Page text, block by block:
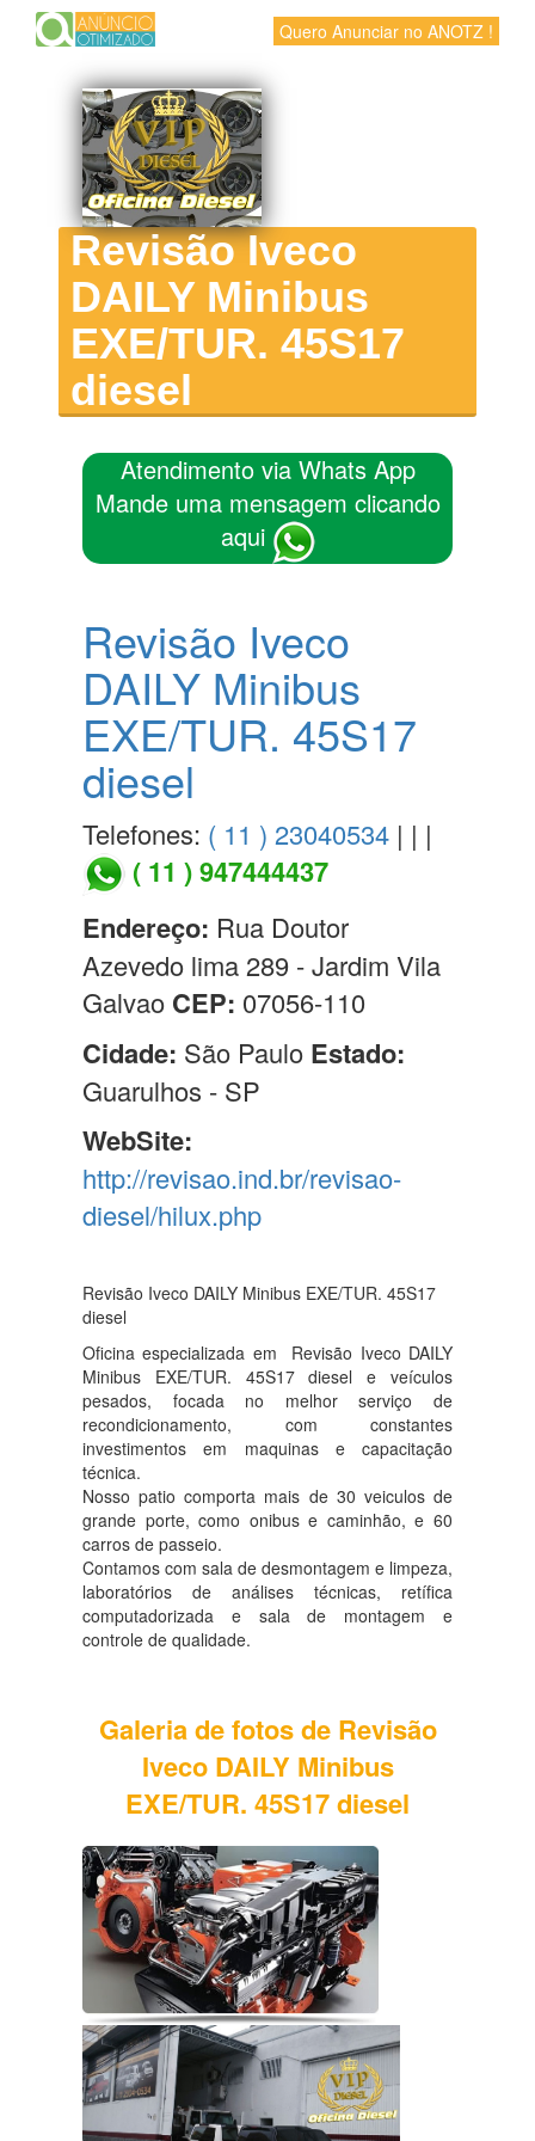
Quero Anunciar no ANOTZ !
Revisão Iveco
DAILY Minibus
EXE/TUR. 45S17
diesel
Atendimento via Whats App
Mande uma mensagem clicando
aqui
Revisão Iveco
DAILY Minibus
EXE/TUR. 45S17
diesel
Telefones: ( 11 ) 23040534 | | |
( 11 ) 947444437
Endereço: Rua Doutor
Azevedo lima 289 - Jardim Vila
Galvao CEP: 07056-110
Cidade: São Paulo Estado:
Guarulhos - SP
WebSite:
http://revisao.ind.br/revisao-
diesel/hilux.php
Revisão Iveco DAILY Minibus EXE/TUR. 45S17
diesel
Oficina especializada em Revisão Iveco DAILY
Minibus EXE/TUR. 45S17 diesel e veículos
pesados, focada no melhor serviço de
recondicionamento, com constantes
investimentos em maquinas e capacitação
técnica.
Nosso patio comporta mais de 30 veiculos de
grande porte, como onibus e caminhão, e 60
carros de passeio.
Contamos com sala de desmontagem e limpeza,
laboratórios de análises técnicas, retífica
computadorizada e sala de montagem e
controle de qualidade.
Galeria de fotos de Revisão
Iveco DAILY Minibus
EXE/TUR. 45S17 diesel